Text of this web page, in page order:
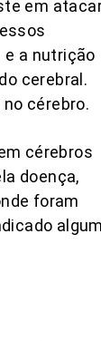
em
e a nutrição
cerebral.
cérebro.
cérebros
doença,
foram
algum